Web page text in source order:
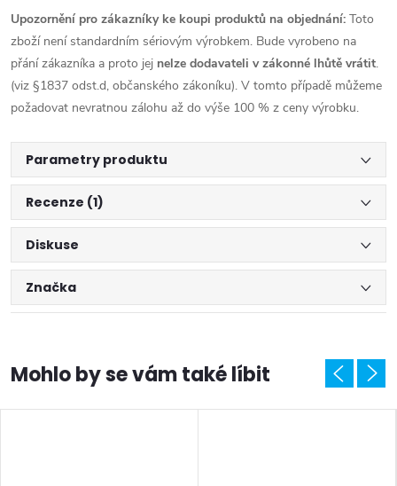
Upozornění pro zákazníky ke koupi produktů na objednání: Toto
zboží není standardním sériovým výrobkem. Bude vyrobeno na
přání zákazníka a proto jej nelze dodavateli v zákonné lhůtě vrátit.
(viz §1837 odst.d, občanského zákoníku). V tomto případě můžeme
požadovat nevratnou zálohu až do výše 100 % z ceny výrobku.
Parametry produktu
Recenze (1)
Diskuse
Značka